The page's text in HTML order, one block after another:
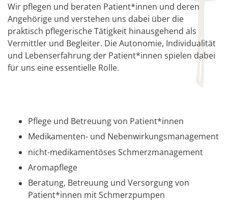
Wir pflegen und beraten Patient*innen und deren
Angehörige und verstehen uns dabei über die
praktisch pflegerische Tätigkeit hinausgehend als
Vermittler und Begleiter. Die Autonomie, Individualität
und Lebenserfahrung der Patient*innen spielen dabei
für uns eine essentielle Rolle.
Pflege und Betreuung von Patient*innen
Medikamenten- und Nebenwirkungsmanagement
nicht-medikamentöses Schmerzmanagement
Aromapflege
Beratung, Betreuung und Versorgung von
Patient*innen mit Schmerzpumpen